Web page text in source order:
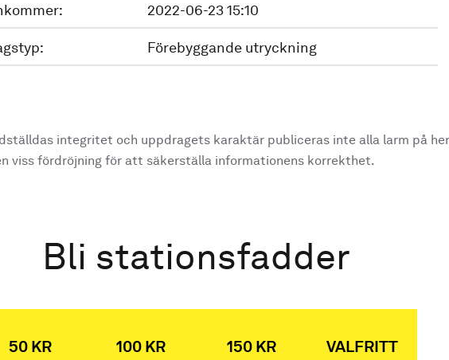
2022-06-23 15:10
Förebyggande utryckning
integritet och uppdragets karaktär publiceras inte alla larm på
viss fördröjning för att säkerställa informationens korrekthet.
Bli stationsfadder
50 KR 100 KR 150 KR VALFRITT